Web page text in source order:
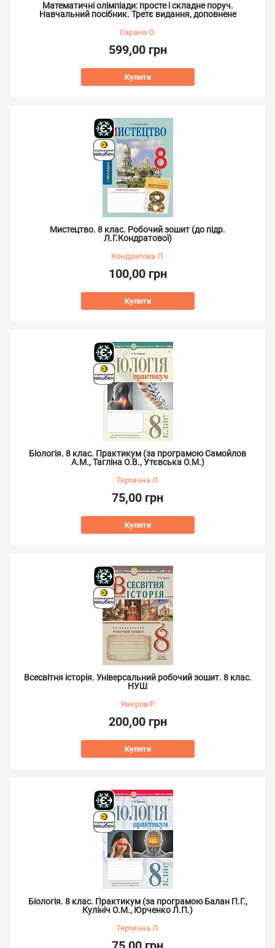
Математичні олімпіади: просте і складне поруч.
Навчальний посібник. Третє видання, доповнене
Сарана О.
599,00 грн
Купити
Мистецтво. 8 клас. Робочий зошит (до підр.
Л.Г.Кондратової)
Кондратова Л.
100,00 грн
Купити
Біологія. 8 клас. Практикум (за програмою Самойлов
А.М., Тагліна О.В., Утєвська О.М.)
Тертична Л.
75,00 грн
Купити
Всесвітня історія. Універсальний робочий зошит. 8 клас.
НУШ
Умєров Р.
200,00 грн
Купити
Біологія. 8 клас. Практикум (за програмою Балан П.Г.,
Кулініч О.М., Юрченко Л.П.)
Тертична Л.